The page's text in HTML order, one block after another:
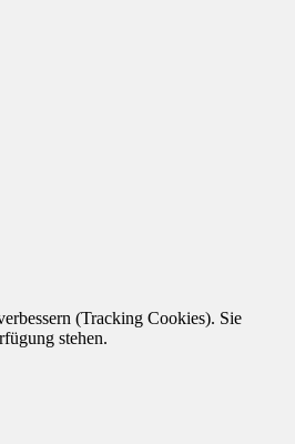
(Tracking Cookies). Sie
stehen.